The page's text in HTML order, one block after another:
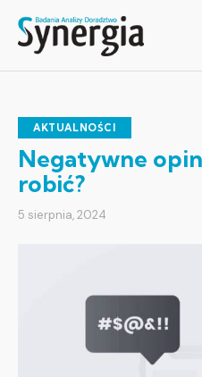
AKTUALNOŚCI
Negatywne
robić?
5 sierpnia, 2024